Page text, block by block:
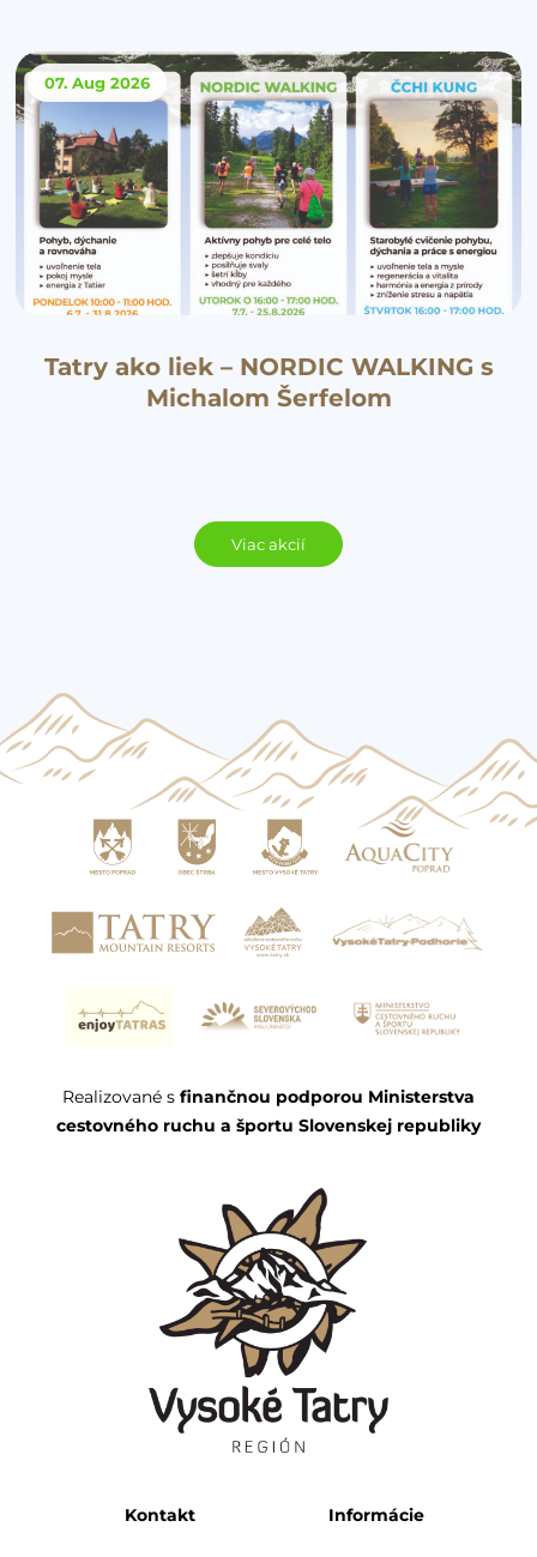
07. Aug 2026
Tatry ako liek – NORDIC WALKING s
Michalom Šerfelom
Viac akcií
Realizované s finančnou podporou Ministerstva
cestovného ruchu a športu Slovenskej republiky
Kontakt Informácie